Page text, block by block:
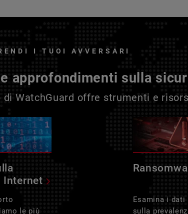
I TUOI AVVERSARI
approfondimenti sulla
di WatchGuard offre strumenti e
Internet
le più
Esamina i dati
sulla